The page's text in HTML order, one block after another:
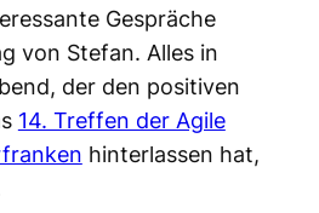
Gespräche
von Stefan. Alles in
der den positiven
14. Treffen der Agile
hinterlassen hat,